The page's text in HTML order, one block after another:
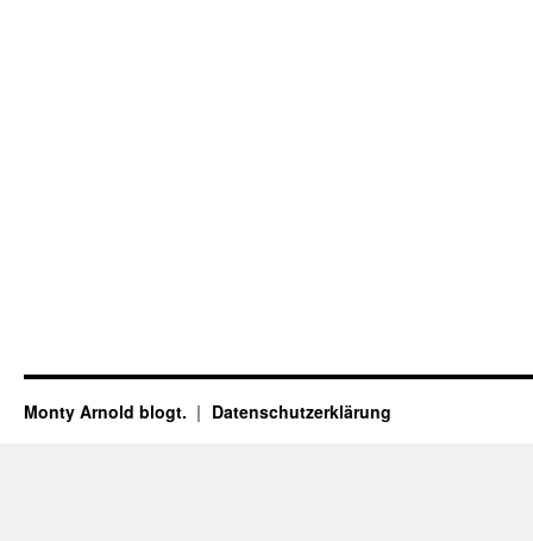
Monty Arnold blogt. Datenschutz­erklärung